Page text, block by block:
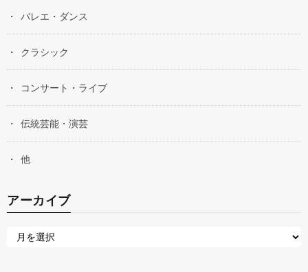
バレエ・ダンス
クラシック
コンサート・ライブ
伝統芸能・演芸
他
アーカイブ